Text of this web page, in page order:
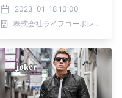
機能”を施した「婦人 36
5日快適に過ごせる調温ジ
ーンズ」を新発売
2023-01-18 10:00
株式会社ライフコーポレーション